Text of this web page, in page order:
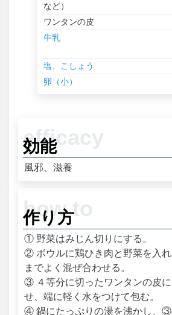
など）
ワンタンの皮
牛乳
塩、こしょう
卵（小）
効能
風邪、滋養
作り方
① 野菜はみじん切りにする。
② ボウルに鶏ひき肉と野菜を入
までよく混ぜ合わせる。
③ ４等分に切ったワンタンの皮
せ、端に軽く水をつけて包む。
④ 鍋にたっぷりの湯を沸かし、③